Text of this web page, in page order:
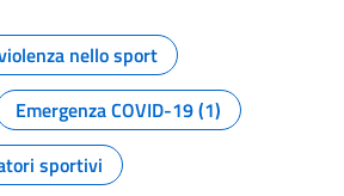
della pagina
nello sport
Emergenza COVID-19 (1)
sportivi